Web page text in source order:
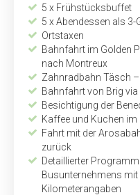
5 x Frühstücksbuffet
5 x Abendessen als 3-
Ortstaxen
Bahnfahrt im Golden
nach Montreux
Zahnradbahn Täsch
Bahnfahrt von Brig
Besichtigung der
Kaffee und Kuchen
Fahrt mit der
zurück
Detaillierter
Busunternehmens
Kilometerangaben